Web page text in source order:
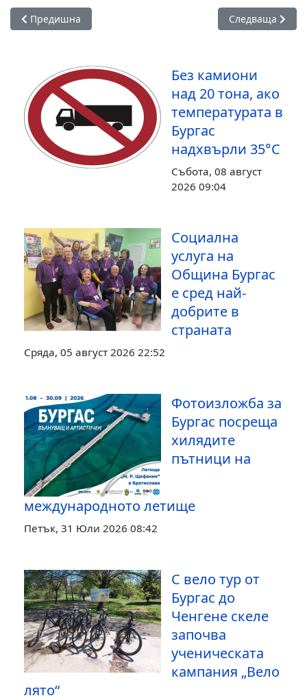
Предишна статия: Стартира записването за общинската
Предишна Следваща
Следваща
Без камиони
над 20 тона, ако
температурата в
Бургас
надхвърли 35°С
Събота, 08 август
2026 09:04
Социална
услуга на
Община Бургас
е сред най-
добрите в
страната
Сряда, 05 август 2026 22:52
Фотоизложба за
Бургас посреща
хилядите
пътници на
международното летище
Петък, 31 Юли 2026 08:42
С вело тур от
Бургас до
Ченгене скеле
започва
ученическата
кампания „Вело
лято“